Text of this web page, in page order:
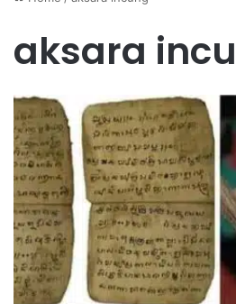
aksara